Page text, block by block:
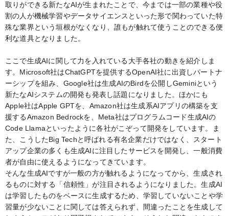
取りができる新たなAIが生まれたことで、今までは一部の業種や役
割の人が機械学習やデータサイエンスといった形で関わっていた特
殊な業界という垣根がなくなり、誰もが触れて使うことのできる便
利な道具となりました。
ここで生成AIに関して力を入れている大手各社の動きを紹介しま
す。Microsoft社はChatGPTを提供するOpenAI社に出資しパートナ
ーシップを組み、Google社は生成AIのBirdを公開しGeminiという
新たなAIシステムの開発も発表し話題になりました。ほかにも
Apple社はApple GPTを、Amazon社は生成系AIアプリの構築を支
援するAmazon Bedrockを、Meta社はプログラムコード生成AIの
Code Llamaといったように各社がこぞって開発をしています。ま
た、こうしたBig Techと呼ばれる有名企業だけではなく、スタート
アップ企業の多くも生成AIに注目したサービスを開発し、一般消費
者が自由に使えるようになってきています。
そんな生成AIですが一般の方が触れるようになってから、生成され
るものに対する「信頼性」が注目されるようになりました。生成AI
は学習したものをベースに生成するため、学習していないことや学
習量が少ないことに関しては答えられず、間違ったことを生成して